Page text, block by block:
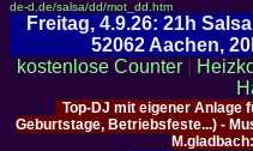
de-d.de/salsa/dd/mot_dd.htm
Freitag, 4.9.26: 21h
52062 Aachen,
kostenlose Counter|
Top-DJ mit eigener Anlage
Geburtstage, Betriebsfeste...) -